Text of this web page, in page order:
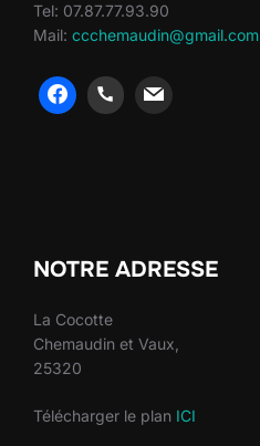
Tel: 07.87.77.93.90
Mail: ccchemaudin@gmail.com
NOTRE ADRESSE
La Cocotte
Chemaudin et Vaux,
25320
Télécharger le plan ICI